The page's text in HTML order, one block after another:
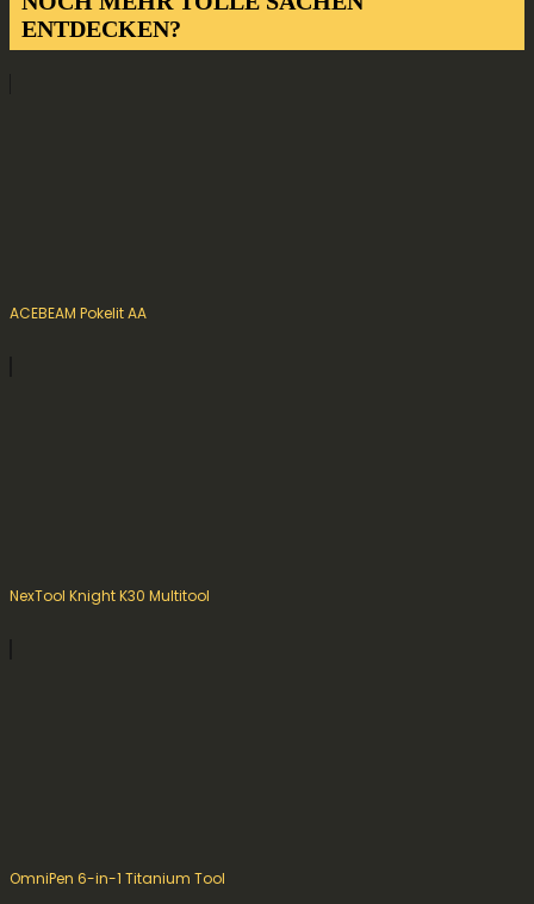
ENTDECKEN?
ACEBEAM Pokelit AA
NexTool Knight K30 Multitool
OmniPen 6-in-1 Titanium Tool